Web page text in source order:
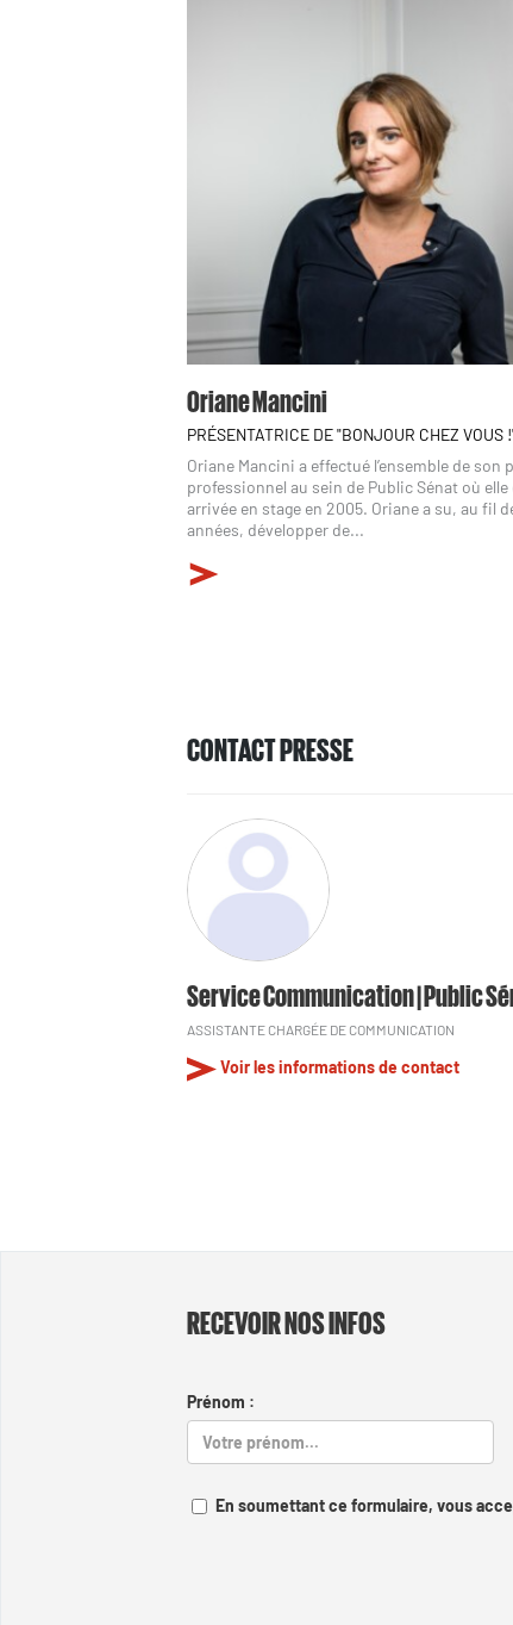
Oriane Mancini
PRÉSENTATRICE DE "BONJOUR CHEZ VOUS
Oriane Mancini a effectué l’ensemble de son
professionnel au sein de Public Sénat où elle
arrivée en stage en 2005. Oriane a su, au fil
années, développer de...
CONTACT PRESSE
Service Communication | Public
ASSISTANTE CHARGÉE DE COMMUNICATION
Voir les informations de contact
RECEVOIR NOS INFOS
Prénom :
En soumettant ce formulaire, vous